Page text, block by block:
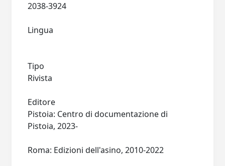
Lingua
Tipo
Rivista
Editore
Pistoia: Centro di documentazione di
Pistoia, 2023-